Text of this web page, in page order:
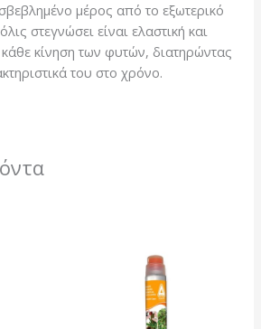
μέρος από το εξωτερικό
στεγνώσει είναι ελαστική και
κίνηση των φυτών, διατηρώντας
του στο χρόνο.